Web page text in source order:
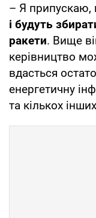
– Я припускаю,
і будуть
ракети. Вище
керівництво
вдасться
енергетичну
та кількох